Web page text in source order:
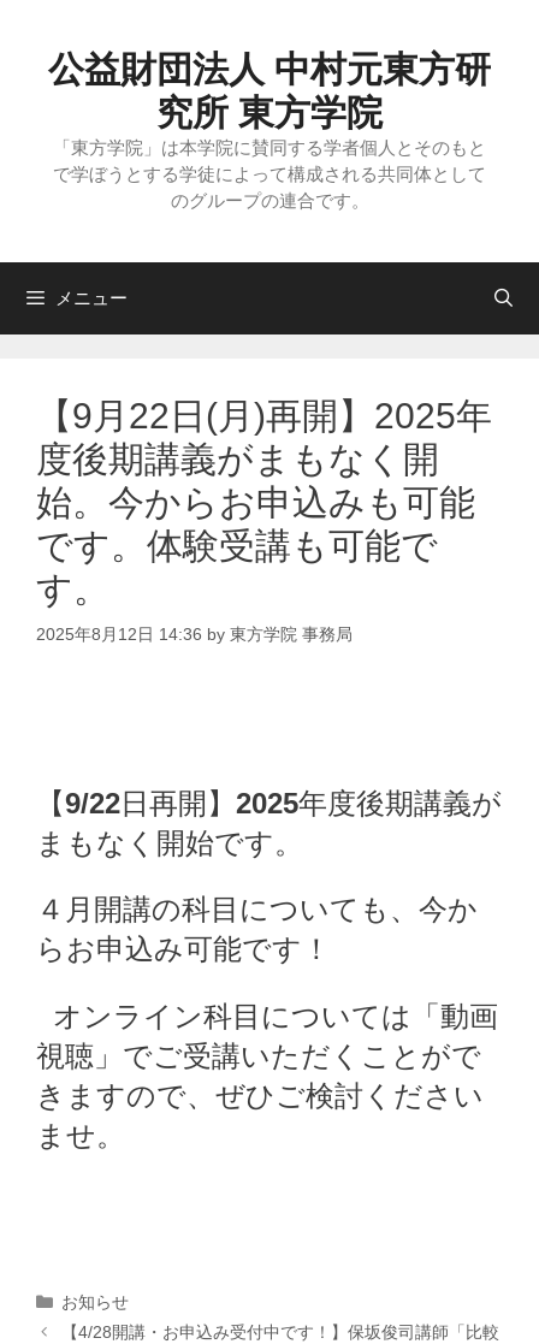
公益財団法人 中村元東方研
究所 東方学院
「東方学院」は本学院に賛同する学者個人とそのもと
で学ぼうとする学徒によって構成される共同体として
のグループの連合です。
メニュー
【9月22日(月)再開】2025年
度後期講義がまもなく開
始。今からお申込みも可能
です。体験受講も可能で
す。
2025年8月12日 14:36 by 東方学院 事務局
【9/22日再開】 2025年度後期講義が
まもなく開始です。
４月開講の科目についても、今か
らお申込み可能です！
オンライン科目については「動画
視聴」でご受講いただくことがで
きますので、ぜひご検討ください
ませ。
カ
テ
お知らせ
【4/28開講・お申込み受付中です！】保坂俊司講師「比較